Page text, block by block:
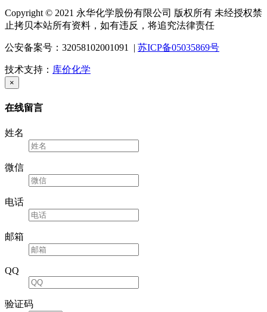
Copyright © 2021 永华化学股份有限公司 版权所有 未经授权禁
止拷贝本站所有资料，如有违反，将追究法律责任
公安备案号：32058102001091 | 苏ICP备05035869号
技术支持： 库价化学
×
在线留言
姓名
微信
电话
邮箱
QQ
验证码